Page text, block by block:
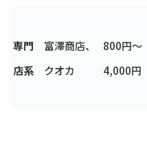
専門
店系
富澤商店、
クオカ
800円～
4,000円